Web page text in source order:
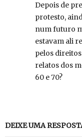
Depois de
protesto,
num futuro
estavam ali
pelos
relatos dos
60 e 70?
DEIXE UMA